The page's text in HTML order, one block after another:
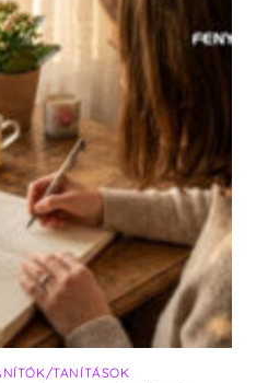
TANÍTÁSOK